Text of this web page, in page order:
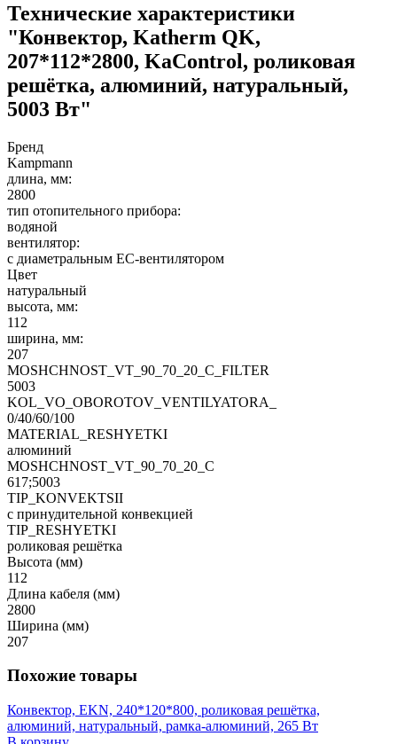
Технические характеристики
"Конвектор, Katherm QK,
207*112*2800, KaControl, роликовая
решётка, алюминий, натуральный,
5003 Вт"
Бренд
Kampmann
длина, мм:
2800
тип отопительного прибора:
водяной
вентилятор:
с диаметральным EC-вентилятором
Цвет
натуральный
высота, мм:
112
ширина, мм:
207
MOSHCHNOST_VT_90_70_20_C_FILTER
5003
KOL_VO_OBOROTOV_VENTILYATORA_
0/40/60/100
MATERIAL_RESHYETKI
алюминий
MOSHCHNOST_VT_90_70_20_C
617;5003
TIP_KONVEKTSII
с принудительной конвекцией
TIP_RESHYETKI
роликовая решётка
Высота (мм)
112
Длина кабеля (мм)
2800
Ширина (мм)
207
Похожие товары
Конвектор, EKN, 240*120*800, роликовая решётка,
алюминий, натуральный, рамка-алюминий, 265 Вт